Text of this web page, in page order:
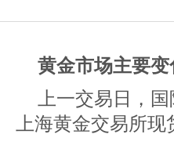
黄金市场主要变
上一交易日，
上海黄金交易所